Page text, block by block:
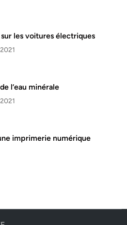
les voitures électriques
l’eau minérale
imprimerie numérique